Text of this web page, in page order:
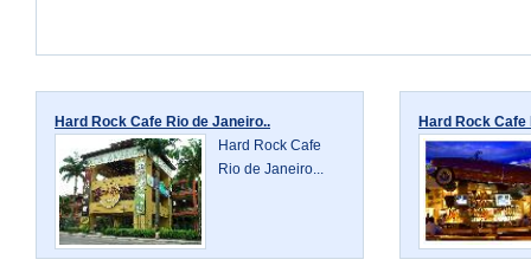
Hard Rock Cafe Rio de Janeiro..
Hard Rock Cafe
Rio de Janeiro...
Hard Rock Cafe